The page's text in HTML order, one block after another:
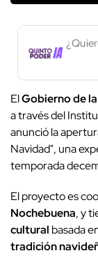
ElGobierno de
a través del
anunció la
Navidad", una
temporada
El proyecto es
Nochebuena, y
cultural basada
tradición